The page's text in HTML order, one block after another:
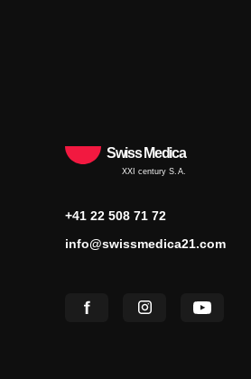
Swiss Medica
XXI century S.A.
+41 22 508 71 72
info@swissmedica21.com